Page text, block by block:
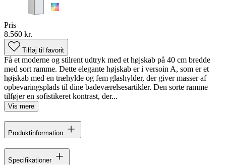
Pris
8.560 kr.
Tilføj til favorit
Få et moderne og stilrent udtryk med et højskab på 40 cm bredde
med sort ramme. Dette elegante højskab er i versoin A, som er et
højskab med en træhylde og fem glashylder, der giver masser af
opbevaringsplads til dine badeværelsesartikler. Den sorte ramme
tilføjer en sofistikeret kontrast, der...
Vis mere
Produktinformation
Specifikationer